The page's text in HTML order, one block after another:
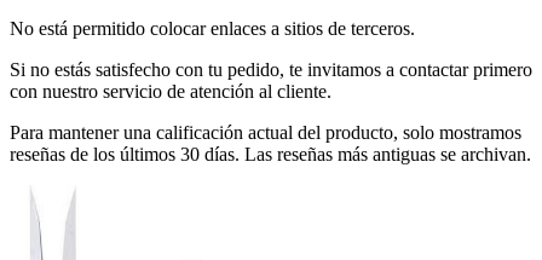
No está permitido colocar enlaces a sitios de terceros.
Si no estás satisfecho con tu pedido, te invitamos a contactar primero
con nuestro servicio de atención al cliente.
Para mantener una calificación actual del producto, solo mostramos
reseñas de los últimos 30 días. Las reseñas más antiguas se archivan.